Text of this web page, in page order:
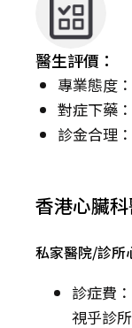
醫生評價：
專業態度
對症下藥
診金合理
香港心臟
私家醫院/診所
診症費
視乎診